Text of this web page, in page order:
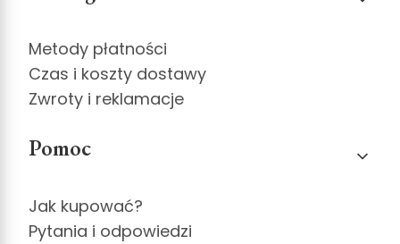
Metody płatności
Czas i koszty dostawy
Zwroty i reklamacje
Pomoc
Jak kupować?
Pytania i odpowiedzi